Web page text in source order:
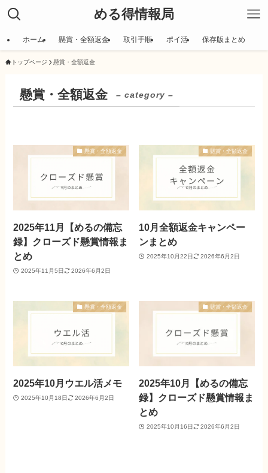
める得情報局
ホーム 懸賞・全額返金 取引手順 ポイ活 保存版まとめ
トップページ 懸賞・全額返金
懸賞・全額返金 – category –
懸賞・全額返金
2025年11月【めるの備忘
録】クローズド懸賞情報ま
とめ
2025年11月5日 2026年6月2日
懸賞・全額返金
10月全額返金キャンペー
ンまとめ
2025年10月22日 2026年6月2日
懸賞・全額返金
2025年10月ウエル活メモ
2025年10月18日 2026年6月2日
懸賞・全額返金
2025年10月【めるの備忘
録】クローズド懸賞情報ま
とめ
2025年10月16日 2026年6月2日